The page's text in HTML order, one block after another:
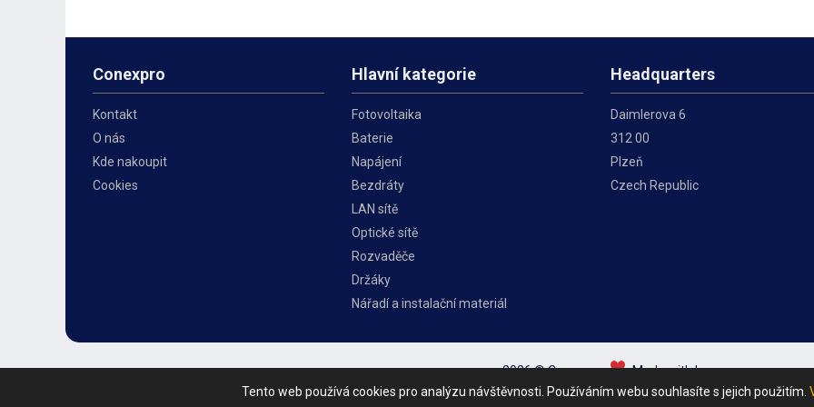
Conexpro
Kontakt
O nás
Kde nakoupit
Cookies
Hlavní kategorie
Fotovoltaika
Baterie
Napájení
Bezdráty
LAN sítě
Optické sítě
Rozvaděče
Držáky
Nářadí a instalační materiál
Headquarters
Daimlerova 6
312 00
Plzeň
Czech Republic
2026 © Conexpro
Made with love
Tento web používá cookies pro analýzu návštěvnosti. Používáním webu souhlasíte s jejich použitím.